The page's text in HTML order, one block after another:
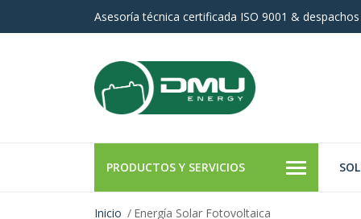
Asesoría técnica certificada ISO 9001 &
PRODUCTOS Y SERVICIOS
Inicio Energía Solar Fotovoltaica